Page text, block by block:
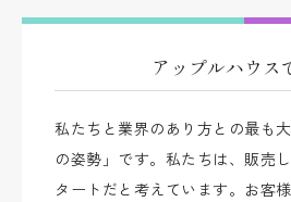
アップルハウ
私たちと業界のあり方との最も
の姿勢」です。私たちは、販売
タートだと考えています。お客